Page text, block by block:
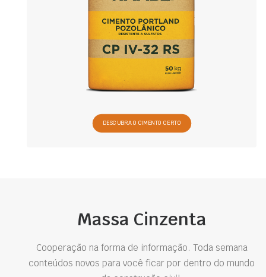
DESCUBRA O CIMENTO CERTO
Massa Cinzenta
Cooperação na forma de informação. Toda semana
conteúdos novos para você ficar por dentro do mundo